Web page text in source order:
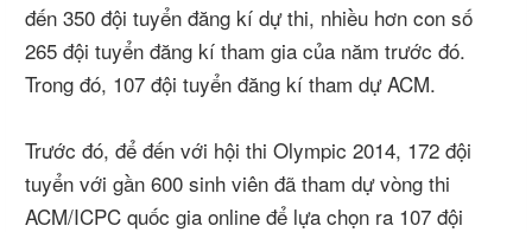
đến 350 đội tuyển đăng kí dự thi, nhiều hơn con số
265 đội tuyển đăng kí tham gia của năm trước đó.
Trong đó, 107 đội tuyển đăng kí tham dự ACM.
Trước đó, để đến với hội thi Olympic 2014, 172 đội
tuyển với gần 600 sinh viên đã tham dự vòng thi
ACM/ICPC quốc gia online để lựa chọn ra 107 đội